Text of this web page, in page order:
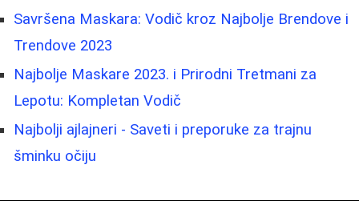
Savršena Maskara: Vodič kroz Najbolje Brendove i
Trendove 2023
Najbolje Maskare 2023. i Prirodni Tretmani za
Lepotu: Kompletan Vodič
Najbolji ajlajneri - Saveti i preporuke za trajnu
šminku očiju